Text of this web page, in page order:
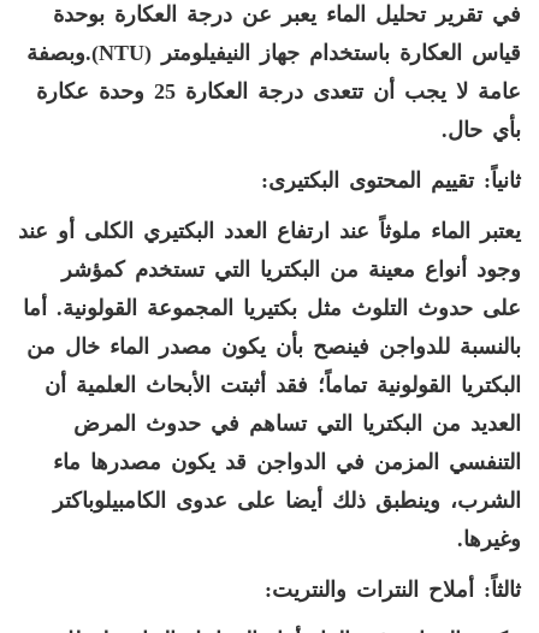
في تقرير تحليل الماء يعبر عن درجة العكارة بوحدة
قياس العكارة باستخدام جهاز النيفيلومتر (NTU).وبصفة
عامة لا يجب أن تتعدى درجة العكارة 25 وحدة عكارة
بأي حال.
ثانياً: تقييم المحتوى البکتیری:
يعتبر الماء ملوثاً عند ارتفاع العدد البكتيري الكلى أو عند
وجود أنواع معينة من البكتريا التي تستخدم كمؤشر
على حدوث التلوث مثل بكتيريا المجموعة القولونية. أما
بالنسبة للدواجن فينصح بأن يكون مصدر الماء خال من
البكتريا القولونية تماماً؛ فقد أثبتت الأبحاث العلمية أن
العديد من البكتريا التي تساهم في حدوث المرض
التنفسي المزمن في الدواجن قد يكون مصدرها ماء
الشرب، وينطبق ذلك أيضا على عدوى الكامبيلوباکتر
وغيرها.
ثالثاً: أملاح النترات والنتريت: